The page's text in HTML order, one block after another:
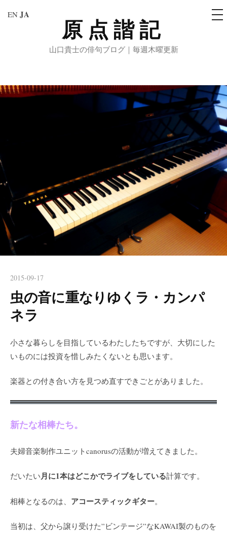
へ
原点諧記
山口貴士の俳句ブログ｜毎週木曜更新
メ
ニ
2015-09-17
虫の音に重なりゆくラ・カンパ
ネラ
小さな暮らしを目指しているわたしたちですが、大切にした
いものには投資を惜しみたくないとも思います。
楽器との付き合い方を見つめ直すできごとがありました。
新たな相棒たち。
夫婦音楽制作ユニットcanorusの活動が増えてきました。
だいたい月に1本はどこかでライブをしている計算です。
相棒となるのは、 アコースティックギター。
当初は、父から譲り受けた”ビンテージ”なKAWAI製のものを
EN JA